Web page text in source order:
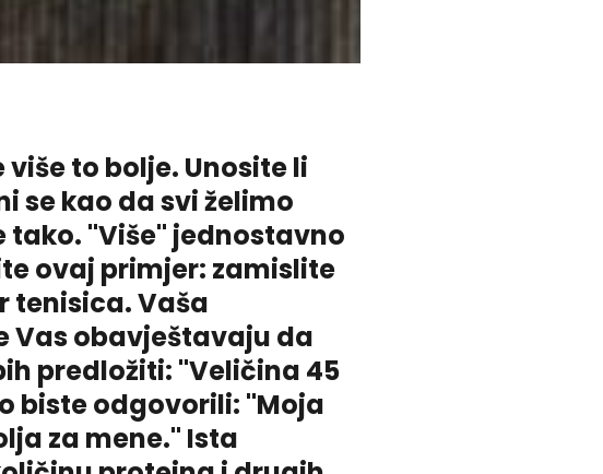
to bolje. Unosite li
se kao da svi želimo
tako. "Više" jednostavno
ovaj primjer: zamislite
tenisica. Vaša
Vas obavještavaju da
predložiti: "Veličina 45
biste odgovorili: "Moja
za mene." Ista